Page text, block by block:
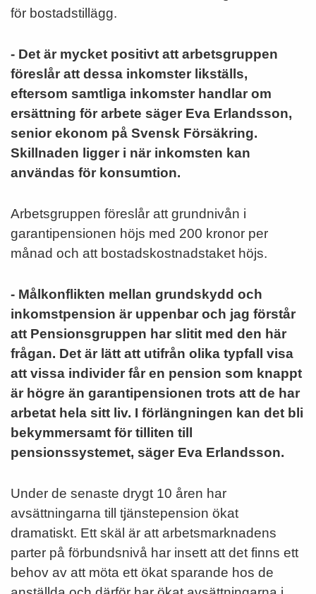
för bostadstillägg.
- Det är mycket positivt att arbetsgruppen
föreslår att dessa inkomster likställs,
eftersom samtliga inkomster handlar om
ersättning för arbete säger Eva Erlandsson,
senior ekonom på Svensk Försäkring.
Skillnaden ligger i när inkomsten kan
användas för konsumtion.
Arbetsgruppen föreslår att grundnivån i
garantipensionen höjs med 200 kronor per
månad och att bostadskostnadstaket höjs.
- Målkonflikten mellan grundskydd och
inkomstpension är uppenbar och jag förstår
att Pensionsgruppen har slitit med den här
frågan. Det är lätt att utifrån olika typfall visa
att vissa individer får en pension som knappt
är högre än garantipensionen trots att de har
arbetat hela sitt liv. I förlängningen kan det bli
bekymmersamt för tilliten till
pensionssystemet, säger Eva Erlandsson.
Under de senaste drygt 10 åren har
avsättningarna till tjänstepension ökat
dramatiskt. Ett skäl är att arbetsmarknadens
parter på förbundsnivå har insett att det finns ett
behov av att möta ett ökat sparande hos de